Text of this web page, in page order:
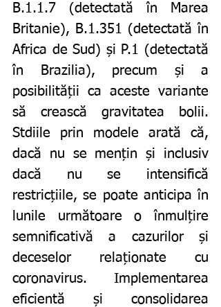
B.1.1.7 (detectată în Marea
Britanie), B.1.351 (detectată în
Africa de Sud) și P.1 (detectată
în Brazilia), precum și a
posibilității ca aceste variante
să crească gravitatea bolii.
Stdiile prin modele arată că,
dacă nu se mențin și inclusiv
dacă nu se intensifică
restricțiile, se poate anticipa în
lunile următoare o înmulțire
semnificativă a cazurilor și
deceselor relaționate cu
coronavirus. Implementarea
eficientă și consolidarea